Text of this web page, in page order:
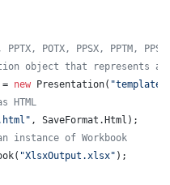
POTX, PPSX, PPTM,
object that represents a
= new Presentation(
HTML
, SaveFormat . Html );
instance of Workbook
( "XlsxOutput.xlsx" );